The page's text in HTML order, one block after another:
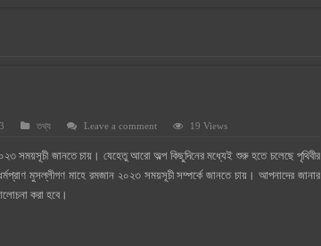
এর সুযোগ সুবিধা
২০২৫
তথ্য Leave a comment 19 Views
সময়সূচী জানতে চায়। যেহেতু আরো অল্প কিছুদিনের মধ্যেই শুরু হতে চলেছে পৃথিবীর
মুসল্লীগণ মাহে রমজান ২০২৩ সময়সূচী সম্পর্কে জানতে চায়। আপনাদের জানার
করা হবে।